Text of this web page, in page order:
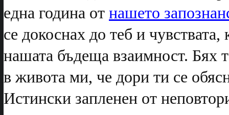
една година от нашето
се докоснах до теб и
нашата бъдеща взаимност. Бях
в живота ми, че дори ти се
Истински запленен от